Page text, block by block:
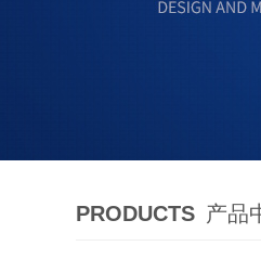
PRODUCTS 产品